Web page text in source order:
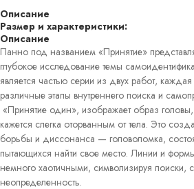
Люстры
Подвесные
светильники
Потолочные
светильники
Бра
Настольные
лампы
Торшеры
Картины
Постеры
Интерьерные
панно
Графика
Описание
Размер и характеристики:
Описание
Панно под названием «Принятие»
глубокое исследование темы
является частью серии из двух работ,
различные этапы внутреннего поиска и
«Принятие один», изображает образ
кажется слегка оторванным от тела. Это
борьбы и диссонанса — головоломка,
пытающихся найти свое место. Линии и
немного хаотичными, символизируя поиски,
неопределенность.